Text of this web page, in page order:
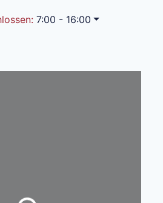
: 7:00 - 16:00
Wird geladen …